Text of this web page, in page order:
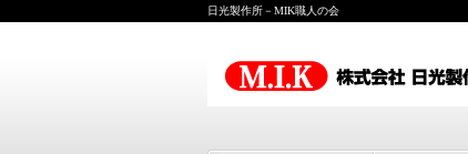
日光製作所－MIK職人の会